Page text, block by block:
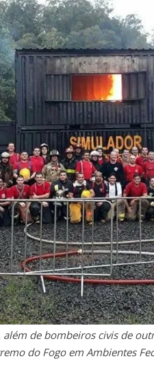
além de bombeiros civis de
do Fogo em Ambientes